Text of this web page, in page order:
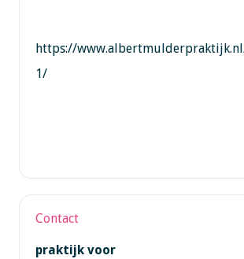
https://
1/
Contact
praktijk voor